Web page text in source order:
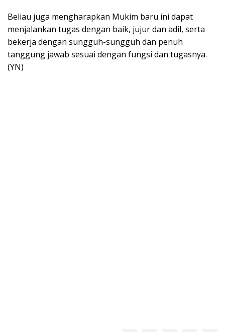
Beliau juga mengharapkan Mukim baru ini dapat
menjalankan tugas dengan baik, jujur dan adil, serta
bekerja dengan sungguh-sungguh dan penuh
tanggung jawab sesuai dengan fungsi dan tugasnya.
(YN)